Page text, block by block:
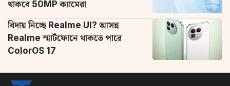
থাকবে 50MP ক্যামেরা
বিদায় নিচ্ছে Realme UI? আসন্ন
Realme স্মার্টফোনে থাকতে পারে
ColorOS 17